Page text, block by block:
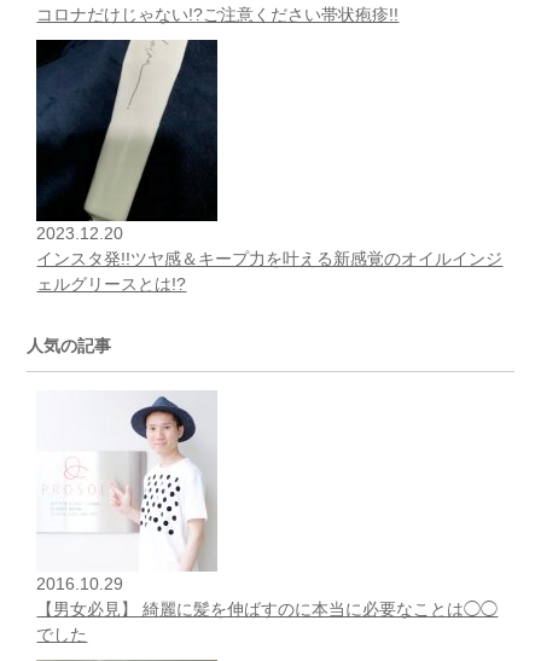
コロナだけじゃない!?ご注意ください帯状疱疹!!
2023.12.20
インスタ発!!ツヤ感＆キープ力を叶える新感覚のオイルインジ
ェルグリースとは!?
人気の記事
2016.10.29
【男女必見】 綺麗に髪を伸ばすのに本当に必要なことは◯◯
でした